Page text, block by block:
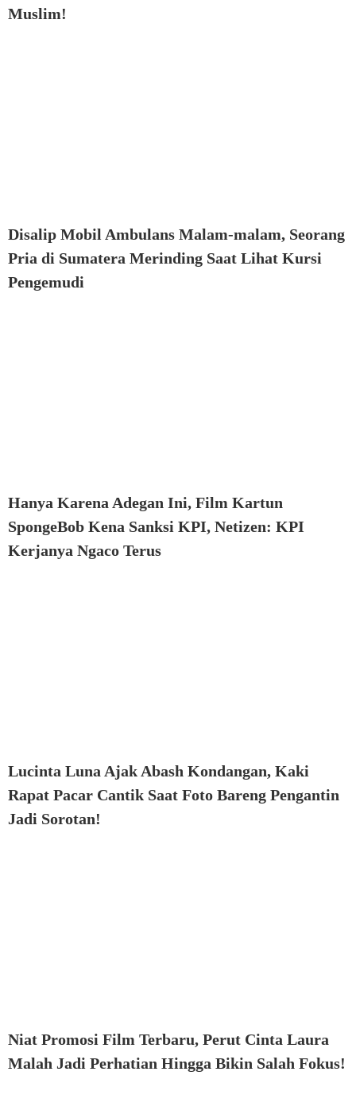
Muslim!
Disalip Mobil Ambulans Malam-malam, Seorang
Pria di Sumatera Merinding Saat Lihat Kursi
Pengemudi
Hanya Karena Adegan Ini, Film Kartun
SpongeBob Kena Sanksi KPI, Netizen: KPI
Kerjanya Ngaco Terus
Lucinta Luna Ajak Abash Kondangan, Kaki
Rapat Pacar Cantik Saat Foto Bareng Pengantin
Jadi Sorotan!
Niat Promosi Film Terbaru, Perut Cinta Laura
Malah Jadi Perhatian Hingga Bikin Salah Fokus!